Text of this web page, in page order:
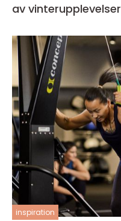
av vinterupplevelser
inspiration